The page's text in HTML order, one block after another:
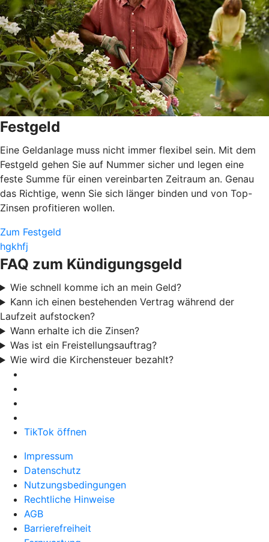
Festgeld
Eine Geldanlage muss nicht immer flexibel sein. Mit dem
Festgeld gehen Sie auf Nummer sicher und legen eine
feste Summe für einen vereinbarten Zeitraum an. Genau
das Richtige, wenn Sie sich länger binden und von Top-
Zinsen profitieren wollen.
Zum Festgeld
hgkhfj
FAQ zum Kündigungsgeld
Wie schnell komme ich an mein Geld?
Kann ich einen bestehenden Vertrag während der
Laufzeit aufstocken?
Wann erhalte ich die Zinsen?
Was ist ein Freistellungsauftrag?
Wie wird die Kirchensteuer bezahlt?
TikTok öffnen
Impressum
Datenschutz
Nutzungsbedingungen
Rechtliche Hinweise
AGB
Barrierefreiheit